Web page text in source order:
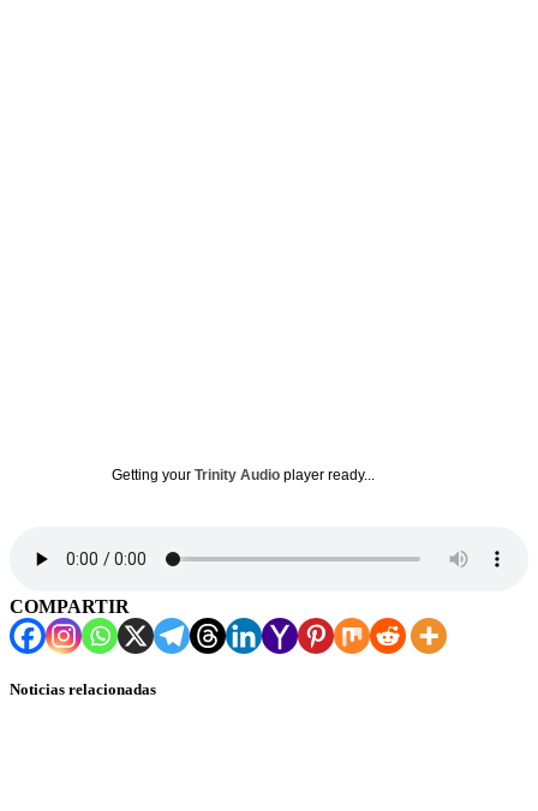
Getting your Trinity Audio player ready...
COMPARTIR
Noticias relacionadas